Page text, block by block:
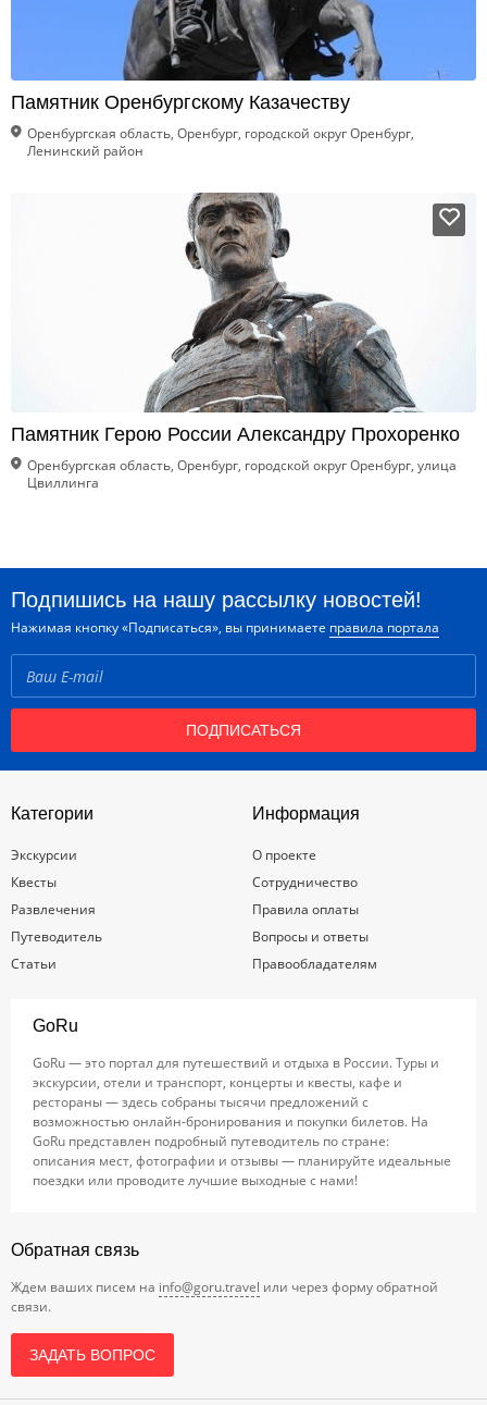
Памятник Оренбургскому Казачеству
Оренбургская область, Оренбург, городской округ Оренбург,
Ленинский район
Памятник Герою России Александру Прохоренко
Оренбургская область, Оренбург, городской округ Оренбург, улица
Цвиллинга
Подпишись на нашу рассылку новостей!
Нажимая кнопку «Подписаться», вы принимаете правила портала
ПОДПИСАТЬСЯ
Категории
Экскурсии
Квесты
Развлечения
Путеводитель
Статьи
Информация
О проекте
Сотрудничество
Правила оплаты
Вопросы и ответы
Правообладателям
GoRu
GoRu — это портал для путешествий и отдыха в России. Туры и
экскурсии, отели и транспорт, концерты и квесты, кафе и
рестораны — здесь собраны тысячи предложений с
возможностью онлайн-бронирования и покупки билетов. На
GoRu представлен подробный путеводитель по стране:
описания мест, фотографии и отзывы — планируйте идеальные
поездки или проводите лучшие выходные с нами!
Обратная связь
Ждем ваших писем на info@goru.travel или через форму обратной
связи.
ЗАДАТЬ ВОПРОС